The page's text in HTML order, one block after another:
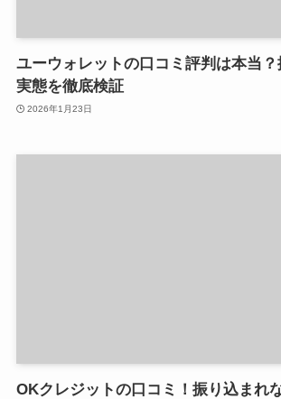
ユーウォレットの口コミ評判は本当
実態を徹底検証
2026年1月23日
OKクレジットの口コミ！振り込まれ